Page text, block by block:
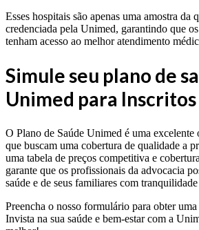
Esses hospitais são apenas uma amostra da
credenciada pela Unimed, garantindo que
tenham acesso ao melhor atendimento
Simule seu plano de
Unimed para Inscritos
O Plano de Saúde Unimed é uma excelente
que buscam uma cobertura de qualidade a
uma tabela de preços competitiva e
garante que os profissionais da advocacia
saúde e de seus familiares com tranquilidade
Preencha o nosso formulário para obter
Invista na sua saúde e bem-estar com a